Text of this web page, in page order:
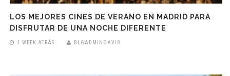
LOS MEJORES CINES DE VERANO EN MADRID PARA
DISFRUTAR DE UNA NOCHE DIFERENTE
1 WEEK ATRÁS BLGADMINGAVIR